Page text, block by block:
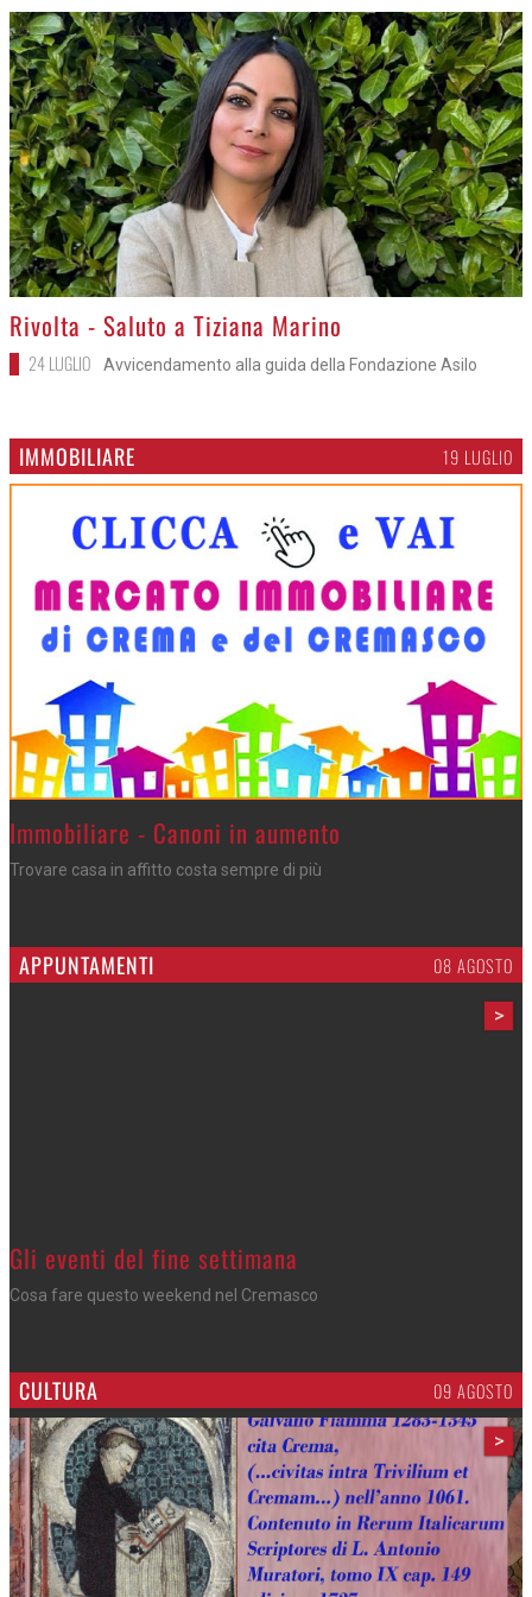
>
Rivolta - Saluto a Tiziana Marino
24 LUGLIO Avvicendamento alla guida della Fondazione Asilo
IMMOBILIARE 19 LUGLIO
>Immobiliare - Canoni in aumento
Trovare casa in affitto costa sempre di più
APPUNTAMENTI 08 AGOSTO
>
Gli eventi del fine settimana
Cosa fare questo weekend nel Cremasco
CULTURA 09 AGOSTO
>